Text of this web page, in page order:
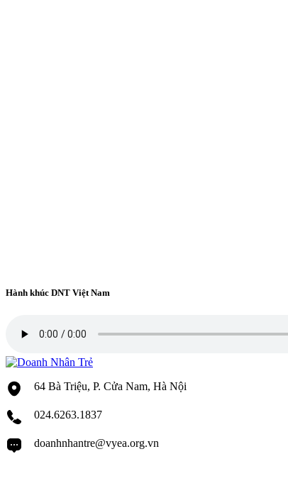
Hành khúc DNT Việt Nam
64 Bà Triệu, P. Cửa Nam, Hà Nội
024.6263.1837
doanhnhantre@vyea.org.vn